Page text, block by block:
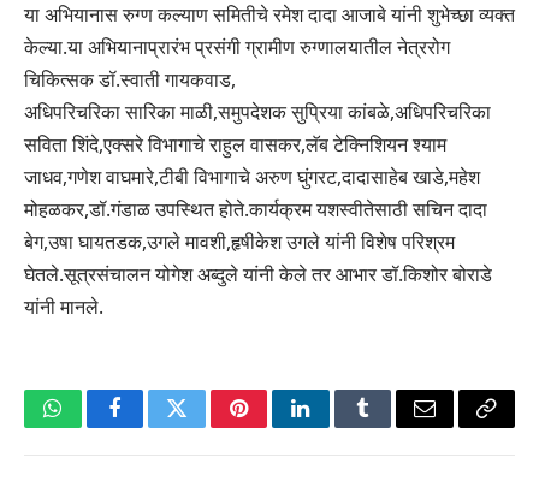
या अभियानास रुग्ण कल्याण समितीचे रमेश दादा आजाबे यांनी शुभेच्छा व्यक्त
केल्या.या अभियानाप्रारंभ प्रसंगी ग्रामीण रुग्णालयातील नेत्ररोग
चिकित्सक डॉ.स्वाती गायकवाड,
अधिपरिचरिका सारिका माळी,समुपदेशक सुप्रिया कांबळे,अधिपरिचरिका
सविता शिंदे,एक्सरे विभागाचे राहुल वासकर,लॅब टेक्निशियन श्याम
जाधव,गणेश वाघमारे,टीबी विभागाचे अरुण घुंगरट,दादासाहेब खाडे,महेश
मोहळकर,डॉ.गंडाळ उपस्थित होते.कार्यक्रम यशस्वीतेसाठी सचिन दादा
बेग,उषा घायतडक,उगले मावशी,हृषीकेश उगले यांनी विशेष परिश्रम
घेतले.सूत्रसंचालन योगेश अब्दुले यांनी केले तर आभार डॉ.किशोर बोराडे
यांनी मानले.
WhatsAppFacebookTwitterPinterestLinkedInTumblrEmail Copy